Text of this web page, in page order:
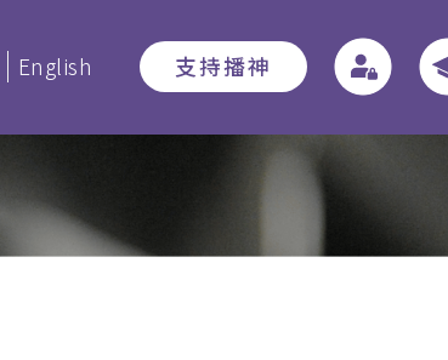
English 支持播神
學分) 教務資訊